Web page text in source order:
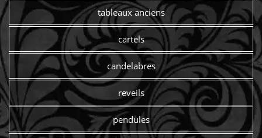
tableaux anciens
cartels
candelabres
reveils
pendules